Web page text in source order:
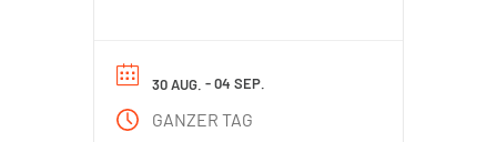
30 AUG. - 04 SEP.
GANZER TAG